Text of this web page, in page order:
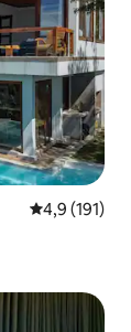
Calificación
4,9 (191)